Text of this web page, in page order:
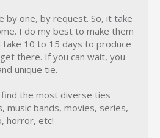
by one, by request. So, it take
I do my best to make them
take 10 to 15 days to produce
there. If you can wait, you
unique tie.
the most diverse ties
music bands, movies, series,
horror, etc!